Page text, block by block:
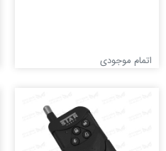
اتمام موجودی